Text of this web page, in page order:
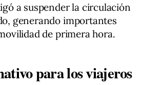
a suspender la circulación
generando importantes
de primera hora.
para los viajeros